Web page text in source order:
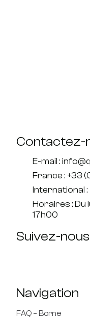
Contactez-
E-mail :
France : +33
International :
Horaires : Du
17h00
Suivez-nous
Navigation
FAQ – Borne